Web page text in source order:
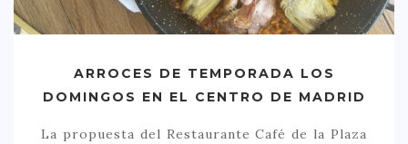
CREATIVA
FUSIÓN
INDIA
ITALIANA
ARROCES DE TEMPORADA LOS
DOMINGOS EN EL CENTRO DE MADRID
La propuesta del Restaurante Café de la Plaza